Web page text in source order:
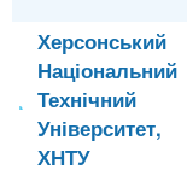
Херсонський
Національний
Технічний
Університет,
ХНТУ